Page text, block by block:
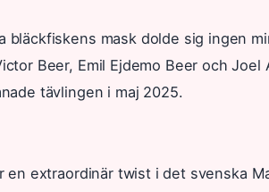
bläckfiskens mask dolde sig ingen
Beer, Emil Ejdemo Beer och
tävlingen i maj 2025.
en extraordinär twist i det svenska